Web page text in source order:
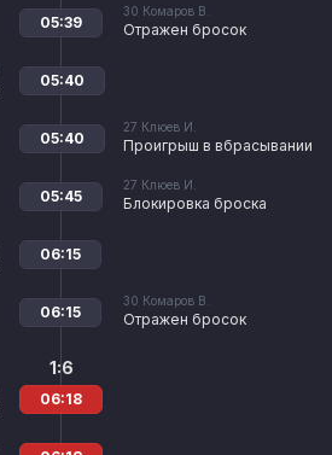
30 Комаров В.
Отражен бросок
05:39
05:40
27 Клюев И.
Проигрыш в вбрасывании
05:40
27 Клюев И.
Блокировка броска
05:45
06:15
30 Комаров В.
Отражен бросок
06:15
1:6
06:18